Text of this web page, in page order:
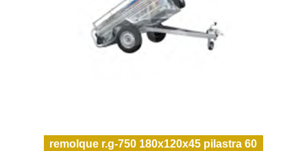
remolque r.g-750 180x120x45 pilastra 60